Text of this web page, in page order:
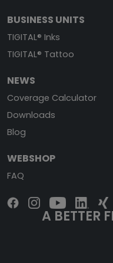
BUSINESS UNITS
TIGITAL® Inks
TIGITAL® Tattoo
NEWS
Coverage Calculator
Downloads
Blog
WEBSHOP
FAQ
A BETTER